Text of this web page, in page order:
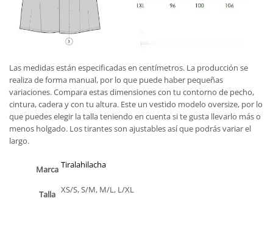
Las medidas están especificadas en centímetros. La producción se
realiza de forma manual, por lo que puede haber pequeñas
variaciones. Compara estas dimensiones con tu contorno de pecho,
cintura, cadera y con tu altura. Este un vestido modelo oversize, por lo
que puedes elegir la talla teniendo en cuenta si te gusta llevarlo más o
menos holgado. Los tirantes son ajustables así que podrás variar el
largo.
Marca Tiralahilacha
Talla XS/S, S/M, M/L, L/XL